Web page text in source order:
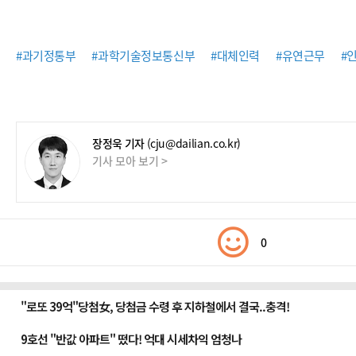
#과기정통부 #과학기술정보통신부 #대체인력 #유연근무 #
장정욱 기자 (cju@dailian.co.kr)
기사 모아 보기 >
0